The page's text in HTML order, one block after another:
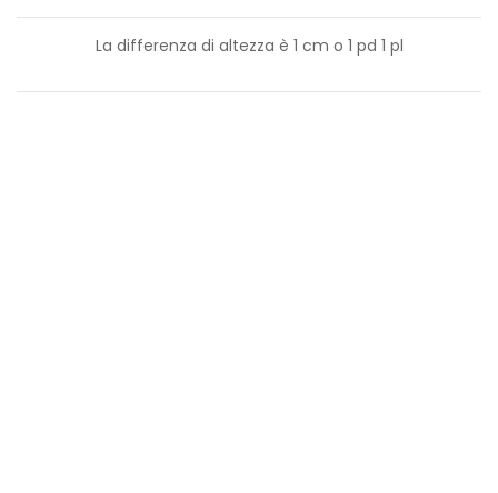
La differenza di altezza è 1 cm o 1 pd 1 pl